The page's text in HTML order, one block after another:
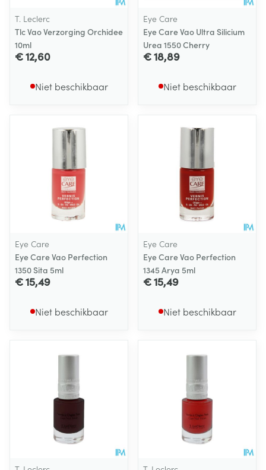
T. Leclerc
Tlc Vao Verzorging Orchidee
10ml
€ 12,60
Niet beschikbaar
Eye Care
Eye Care Vao Ultra Silicium
Urea 1550 Cherry
€ 18,89
Niet beschikbaar
Eye Care
Eye Care Vao Perfection
1350 Sita 5ml
€ 15,49
Niet beschikbaar
Eye Care
Eye Care Vao Perfection
1345 Arya 5ml
€ 15,49
Niet beschikbaar